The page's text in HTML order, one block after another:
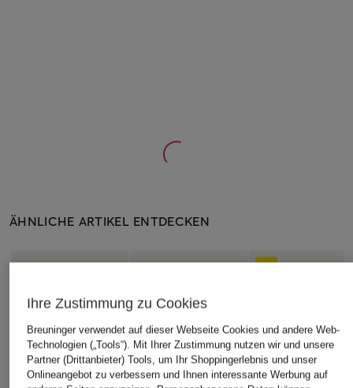
ÄHNLICHE ARTIKEL ENTDECKEN
Ihre Zustimmung zu Cookies
Breuninger verwendet auf dieser Webseite Cookies und andere Web-
Technologien („Tools“). Mit Ihrer Zustimmung nutzen wir und unsere
Partner (Drittanbieter) Tools, um Ihr Shoppingerlebnis und unser
Onlineangebot zu verbessern und Ihnen interessante Werbung auf